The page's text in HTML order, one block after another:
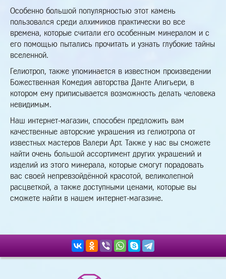
Особенно большой популярностью этот камень
пользовался среди алхимиков практически во все
времена, которые считали его особенным минералом и с
его помощью пытались прочитать и узнать глубокие тайны
вселенной.
Гелиотроп, также упоминается в известном произведении
Божественная Комедия авторства Данте Алигьери, в
котором ему приписывается возможность делать человека
невидимым.
Наш интернет-магазин, способен предложить вам
качественные авторские украшения из гелиотропа от
известных мастеров Валери Арт. Также у нас вы сможете
найти очень большой ассортимент других украшений и
изделий из этого минерала, которые смогут порадовать
вас своей непревзойдённой красотой, великолепной
расцветкой, а также доступными ценами, которые вы
сможете найти в нашем интернет-магазине.